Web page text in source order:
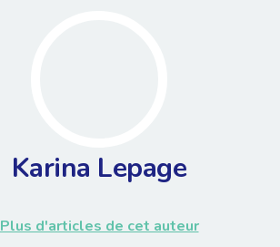
Karina Lepage
Plus d'articles de cet auteur